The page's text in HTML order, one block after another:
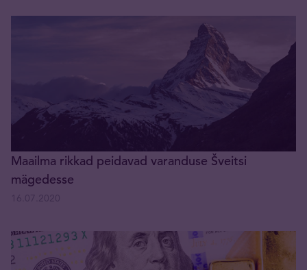
Maailma rikkad peidavad varanduse Šveitsi
mägedesse